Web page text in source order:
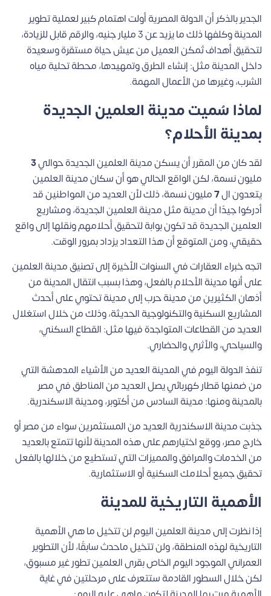
الجدير بالذكر أن الدولة المصرية أولت اهتمام كبير لعملية تطوير
المدينة وكلفها ذلك ما يزيد عن 3 مليار جنيه، والرقم قابل للزيادة،
لتحقيق أهداف تُمكن العميل من عيش حياة مستقرة وسعيدة
داخل المدينة مثل: إنشاء الطرق وتمهيدها، محطة تحلية مياه
الشرب، وغيرها من الأعمال المهمة.
لماذا سُميت مدينة العلمين الجديدة
بمدينة الأحلام؟
لقد كان من المقرر أن يسكن مدينة العلمين الجديدة حوالي3
مليون نسمة، لكن الواقع الحالي هو أن سكان مدينة العلمين
يتعدون ال7مليون نسمة، ذلك لأن العديد من المواطنين قد
أدركوا جيدًا أن مدينة مثل مدينة العلمين الجديدة، ومشاريع
العلمين الجديدة قد تكون بوابة لتحقيق أحلامهم ونقلها إلى واقع
حقيقي، ومن المتوقع أن هذا التعداد يزداد بمرور الوقت.
اتجه خبراء العقارات في السنوات الأخيرة إلى تصنيق مدينة العلمين
على أنها مدينة الأحلام بالفعل، وهذا بسبب انتقال المدينة من
أذهان الكثيرين من مدينة حرب إلى مدينة تحتوي على أحدث
المشاريع السكنية والتكنولوجية الحديثة، وذلك من خلال استغلال
العديد من القطاعات المتواجدة فيها مثل: القطاع السكني،
والسياحي، والأثري والحضاري.
تنفذ الدولة اليوم في المدينة العديد من الأشياء المدهشة التي
من ضمنها قطار كهربائي يصل العديد من المناطق في مصر
بالمدينة ومنها: مدينة السادس من أكتوبر، ومدينة الاسكندرية.
جذبت مدينة الاسكندرية العديد من المستثمرين سواء من مصر أو
خارج مصر، ووقع اختيارهم على هذه المدينة لأنها تتمتع بالعديد
من الخدمات والمرافق والمميزات التي تستطيع من خلالها بالفعل
تحقيق جميع أحلامك السكنية أو الاستثمارية.
الأهمية التاريخية للمدينة
إذا نظرت إلى مدينة العلمين اليوم لن تتخيل ما هي الأهمية
التاريخية لهذه المنطقة، ولن تتخيل ماحدث سابقًا، لأن التطوير
العمراني الموجود اليوم الخاص بقرى العلمين تطور غير مسبوق،
لكن خلال السطور القادمة ستتعرف على مرحلتين في غاية